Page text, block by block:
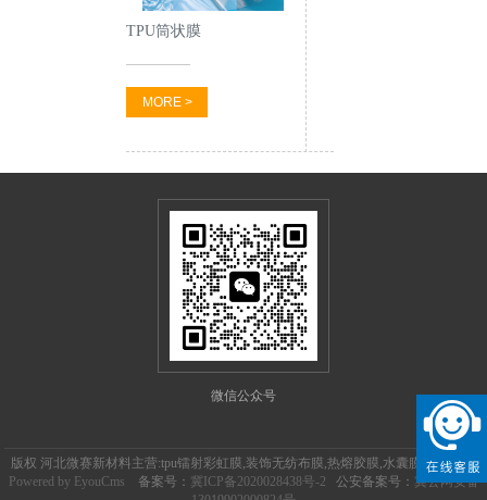
TPU筒状膜
MORE >
微信公众号
版权 河北微赛新材料主营:tpu镭射彩虹膜,装饰无纺布膜,热熔胶膜,水囊膜,油囊膜等
Powered by EyouCms 备案号： 冀ICP备2020028438号-2 公安备案号： 冀公网安备